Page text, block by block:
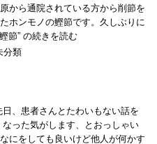
から通院されている方から削節を
ホンモノの鰹節です。久しぶりに
節” の続きを読む
分類
、患者さんとたわいもない話を
った気がします、とおっしゃい
にをしても良いけど他人が何かす